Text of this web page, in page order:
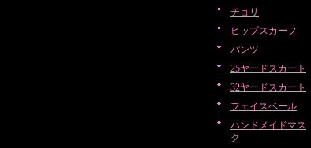
チョリ
ヒップスカーフ
パンツ
25ヤードスカート
32ヤードスカート
フェイスベール
ハンドメイドマス
ク